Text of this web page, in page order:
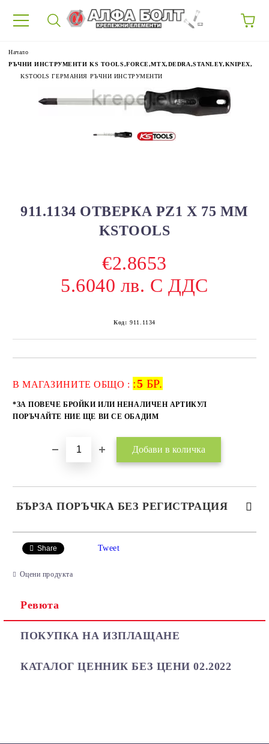
Начало
РЪЧНИ ИНСТРУМЕНТИ KS TOOLS,FORCE,MTX,DEDRA,STANLEY,KNIPEX,
KSTOOLS ГЕРМАНИЯ РЪЧНИ ИНСТРУМЕНТИ
911.1134 ОТВЕРКА PZ1 X 75 MM
KSTOOLS
€2.8653
5.6040 лв. С ДДС
Код: 911.1134
В МАГАЗИНИТЕ ОБЩО : :5 БР.
*ЗА ПОВЕЧЕ БРОЙКИ ИЛИ НЕНАЛИЧЕН АРТИКУЛ
ПОРЪЧАЙТЕ НИЕ ЩЕ ВИ СЕ ОБАДИМ
БЪРЗА ПОРЪЧКА БЕЗ РЕГИСТРАЦИЯ
Ние ще се свържем с вас в рамките на работния ден.
Share Tweet
Оцени продукта
Ревюта
ПОКУПКА НА ИЗПЛАЩАНЕ
КАТАЛОГ ЦЕННИК БЕЗ ЦЕНИ 02.2022